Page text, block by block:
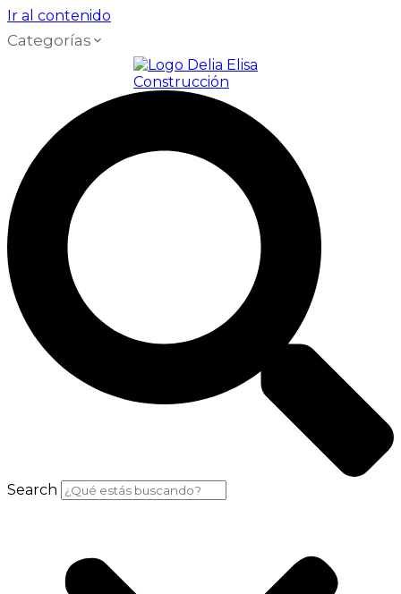
Ir al contenido
Categorías
Search